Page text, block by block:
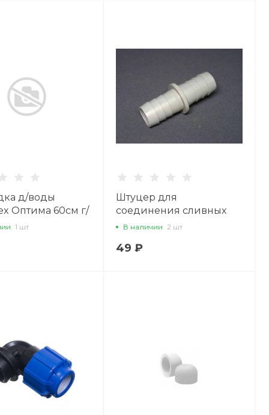
д/воды
Оптима 60см г/
1 шт
Штуцер для
соединения сливных
шлангов 19*19
В наличии 2 шт
49 ₽